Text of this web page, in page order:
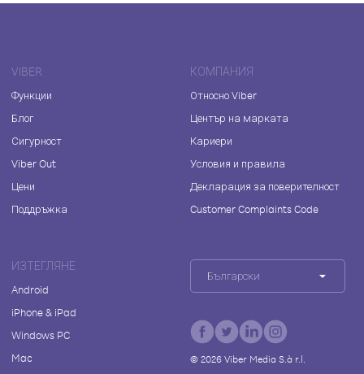
VIBER
Функции
Блог
Сигурност
Viber Out
Цени
Поддръжка
КОМПАНИЯ
Относно Viber
Център на марката
Кариери
Условия и правила
Декларация за поверителност
Customer Complaints Code
ИЗТЕГЛЯНЕ
Android
iPhone & iPad
Windows PC
Mac
Български
© 2026Viber Media S.à r.l.